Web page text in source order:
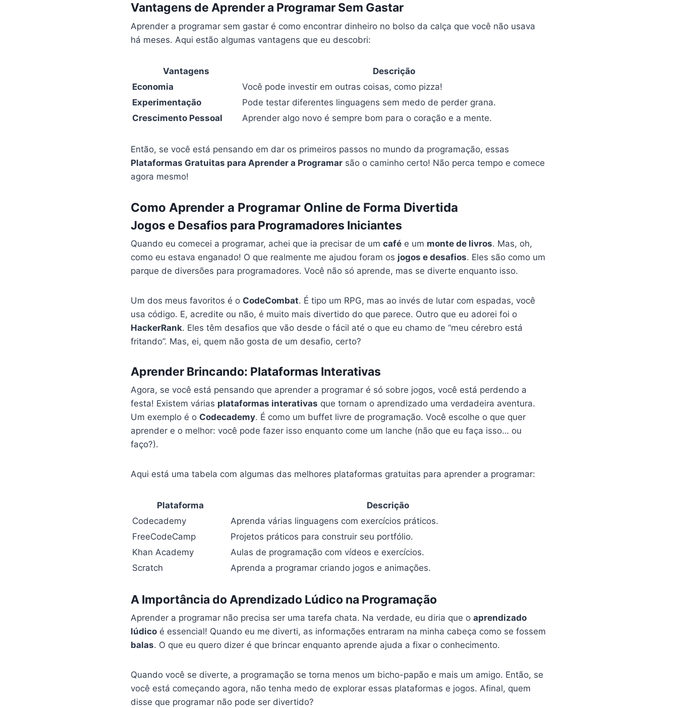
Vantagens de Aprender a Programar Sem Gastar
Aprender a programar sem gastar é como encontrar dinheiro no bolso da calça que você não usava
há meses. Aqui estão algumas vantagens que eu descobri:
Vantagens
Descrição
Economia
Você pode investir em outras coisas, como pizza!
Experimentação
Pode testar diferentes linguagens sem medo de perder grana.
Crescimento Pessoal
Aprender algo novo é sempre bom para o coração e a mente.
Então, se você está pensando em dar os primeiros passos no mundo da programação, essas
Plataformas Gratuitas para Aprender a Programar são o caminho certo! Não perca tempo e comece
agora mesmo!
Como Aprender a Programar Online de Forma Divertida
Jogos e Desafios para Programadores Iniciantes
Quando eu comecei a programar, achei que ia precisar de umcafé e um monte de livros. Mas, oh,
como eu estava enganado! O que realmente me ajudou foram os jogos e desafios. Eles são como um
parque de diversões para programadores. Você não só aprende, mas se diverte enquanto isso.
Um dos meus favoritos é o CodeCombat. É tipo um RPG, mas ao invés de lutar com espadas, você
usa código. E, acredite ou não, é muito mais divertido do que parece. Outro que eu adorei foi o
HackerRank. Eles têm desafios que vão desde o fácil até o que eu chamo de “meu cérebro está
fritando”. Mas, ei, quem não gosta de um desafio, certo?
Aprender Brincando: Plataformas Interativas
Agora, se você está pensando que aprender a programar é só sobre jogos, você está perdendo a
festa! Existem várias plataformas interativas que tornam o aprendizado uma verdadeira aventura.
Um exemplo é o Codecademy. É como um buffet livre de programação. Você escolhe o que quer
aprender e o melhor: você pode fazer isso enquanto come um lanche (não que eu faça isso… ou
faço?).
Aqui está uma tabela com algumas das melhores plataformas gratuitas para aprender a programar:
Plataforma
Descrição
Codecademy
Aprenda várias linguagens com exercícios práticos.
FreeCodeCamp
Projetos práticos para construir seu portfólio.
Khan Academy
Aulas de programação com vídeos e exercícios.
Scratch
Aprenda a programar criando jogos e animações.
A Importância do Aprendizado Lúdico na Programação
Aprender a programar não precisa ser uma tarefa chata. Na verdade, eu diria que oaprendizado
lúdico é essencial! Quando eu me diverti, as informações entraram na minha cabeça como se fossem
balas. O que eu quero dizer é que brincar enquanto aprende ajuda a fixar o conhecimento.
Quando você se diverte, a programação se torna menos um bicho-papão e mais um amigo. Então, se
você está começando agora, não tenha medo de explorar essas plataformas e jogos. Afinal, quem
disse que programar não pode ser divertido?